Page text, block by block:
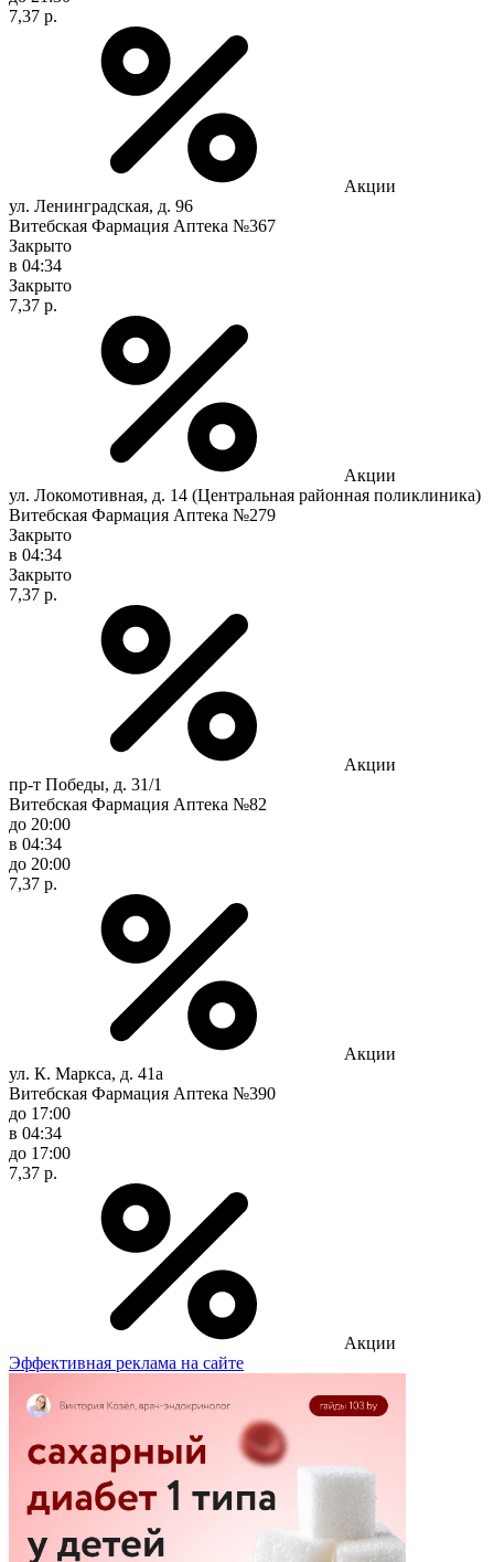
7,37 р.
Акции
ул. Ленинградская, д. 96
Витебская Фармация Аптека №367
Закрыто
в 04:34
Закрыто
7,37 р.
Акции
ул. Локомотивная, д. 14 (Центральная районная поликлиника)
Витебская Фармация Аптека №279
Закрыто
в 04:34
Закрыто
7,37 р.
Акции
пр-т Победы, д. 31/1
Витебская Фармация Аптека №82
до 20:00
в 04:34
до 20:00
7,37 р.
Акции
ул. К. Маркса, д. 41а
Витебская Фармация Аптека №390
до 17:00
в 04:34
до 17:00
7,37 р.
Акции
Эффективная реклама на сайте